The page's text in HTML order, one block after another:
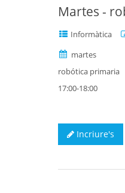
Martes -
Informàtica
martes
robótica primaria
17:00-18:00
Incriure's